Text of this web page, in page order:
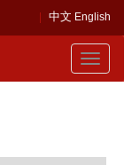
中文 English
Toggle